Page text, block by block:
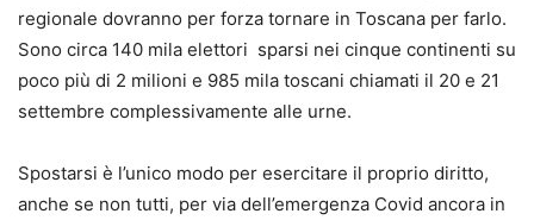
regionale dovranno per forza tornare in Toscana per farlo.
Sono circa 140 mila elettori sparsi nei cinque continenti su
poco più di 2 milioni e 985 mila toscani chiamati il 20 e 21
settembre complessivamente alle urne.
Spostarsi è l’unico modo per esercitare il proprio diritto,
anche se non tutti, per via dell’emergenza Covid ancora in